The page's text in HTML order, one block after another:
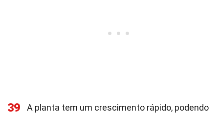
39
A planta tem um crescimento rápido, podendo